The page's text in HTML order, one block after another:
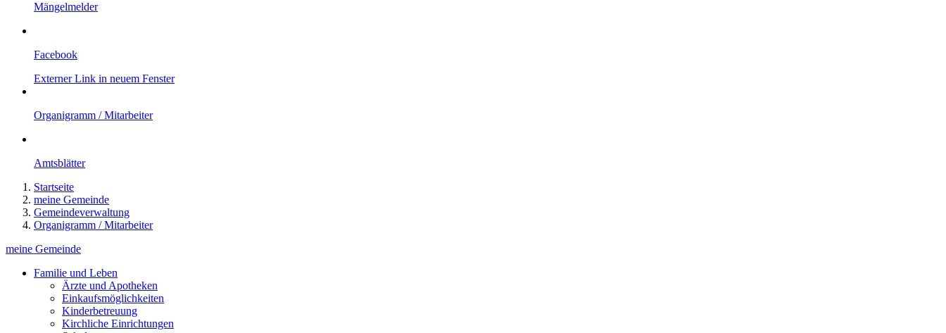
Mängelmelder
Facebook
Externer Link in neuem Fenster
Organigramm / Mitarbeiter
Amtsblätter
Startseite
meine Gemeinde
Gemeindeverwaltung
Organigramm / Mitarbeiter
meine Gemeinde
Familie und Leben
Ärzte und Apotheken
Einkaufsmöglichkeiten
Kinderbetreuung
Kirchliche Einrichtungen